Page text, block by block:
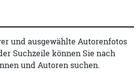
und ausgewählte Autorenfotos
Suchzeile können Sie nach
und Autoren suchen.